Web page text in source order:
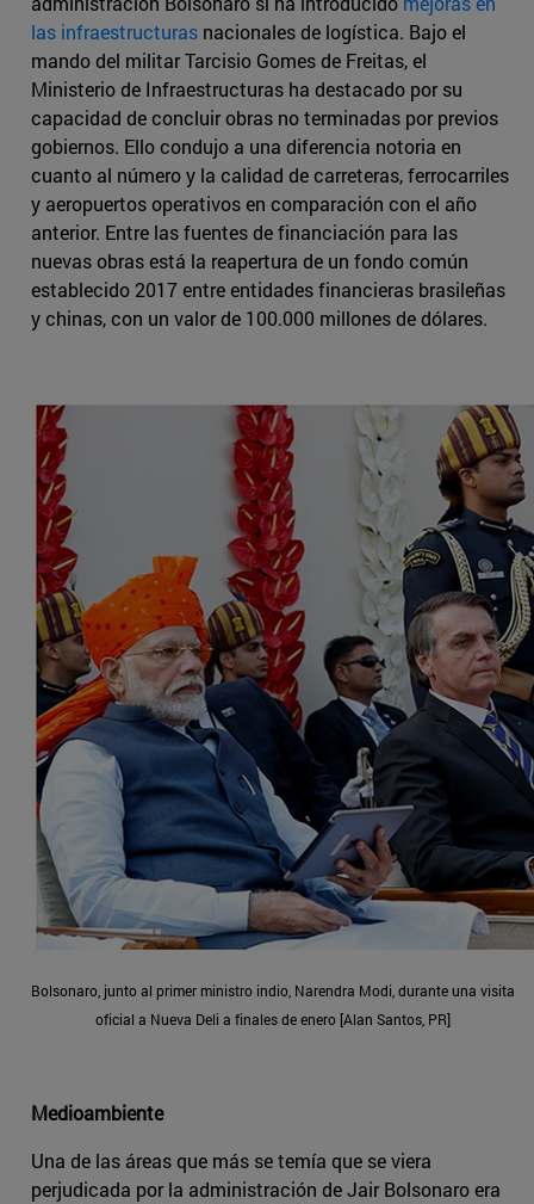
las infraestructuras nacionales de logística. Bajo el
mando del militar Tarcisio Gomes de Freitas, el
Ministerio de Infraestructuras ha destacado por su
capacidad de concluir obras no terminadas por previos
gobiernos. Ello condujo a una diferencia notoria en
cuanto al número y la calidad de carreteras, ferrocarriles
y aeropuertos operativos en comparación con el año
anterior. Entre las fuentes de financiación para las
nuevas obras está la reapertura de un fondo común
establecido 2017 entre entidades financieras brasileñas
y chinas, con un valor de 100.000 millones de dólares.
Bolsonaro, junto al primer ministro indio, Narendra Modi, durante una visita
oficial a Nueva Deli a finales de enero [Alan Santos, PR]
Medioambiente
Una de las áreas que más se temía que se viera
perjudicada por la administración de Jair Bolsonaro era